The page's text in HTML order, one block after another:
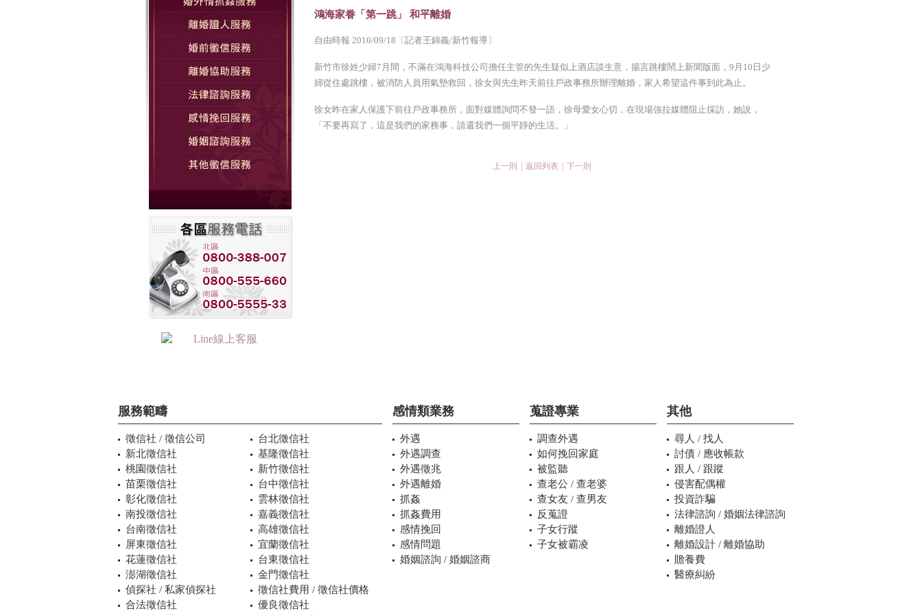
鴻海家眷「第一跳」 和平離婚
自由時報 2010/09/18〔記者王錦義/新竹報導〕
新竹市徐姓少婦7月間，不滿在鴻海科技公司擔任主管的先生疑似上酒店談生意，揚言跳樓鬧上新聞版面，9月10日少
婦從住處跳樓，被消防人員用氣墊救回，徐女與先生昨天前往戶政事務所辦理離婚，家人希望這件事到此為止。
徐女昨在家人保護下前往戶政事務所，面對媒體詢問不發一語，徐母愛女心切，在現場強拉媒體阻止採訪，她說，
「不要再寫了，這是我們的家務事，請還我們一個平靜的生活。」
上一則 返回列表 下一則
服務範疇
徵信社 / 徵信公司
台北徵信社
新北徵信社
基隆徵信社
桃園徵信社
新竹徵信社
苗栗徵信社
台中徵信社
彰化徵信社
雲林徵信社
南投徵信社
嘉義徵信社
台南徵信社
高雄徵信社
屏東徵信社
宜蘭徵信社
花蓮徵信社
台東徵信社
澎湖徵信社
金門徵信社
偵探社 / 私家偵探社
徵信社費用 / 徵信社價格
合法徵信社
優良徵信社
感情類業務
外遇
外遇調查
外遇徵兆
外遇離婚
抓姦
抓姦費用
感情挽回
感情問題
婚姻諮詢 / 婚姻諮商
蒐證專業
調查外遇
如何挽回家庭
被監聽
查老公 / 查老婆
查女友 / 查男友
反蒐證
子女行蹤
子女被霸凌
其他
尋人 / 找人
討債 / 應收帳款
跟人 / 跟蹤
侵害配偶權
投資詐騙
法律諮詢 / 婚姻法律諮詢
離婚證人
離婚設計 / 離婚協助
贍養費
醫療糾紛